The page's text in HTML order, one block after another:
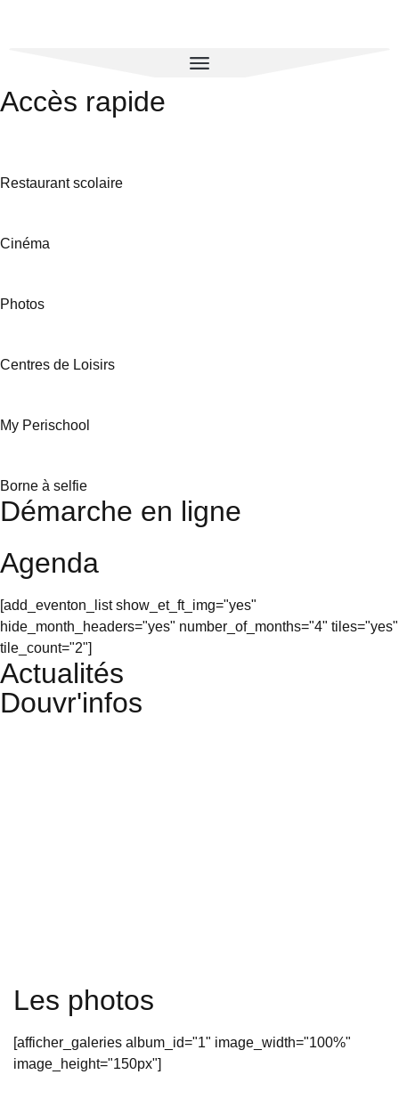
Accès rapide
Restaurant scolaire
Cinéma
Photos
Centres de Loisirs
My Perischool
Borne à selfie
Démarche en ligne
Agenda
[add_eventon_list show_et_ft_img="yes"
hide_month_headers="yes" number_of_months="4" tiles="yes"
tile_count="2"]
Actualités
Douvr'infos
Les photos
[afficher_galeries album_id="1" image_width="100%"
image_height="150px"]